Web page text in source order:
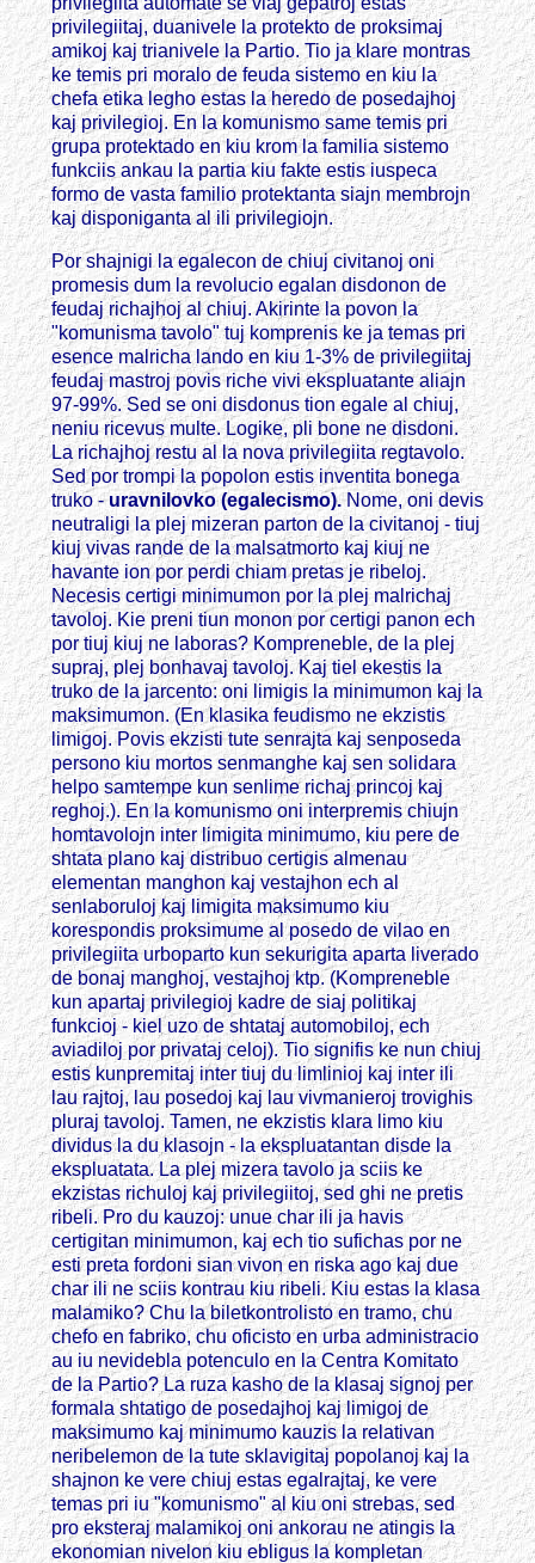
privilegiitaj, duanivele la protekto de proksimaj
amikoj kaj trianivele la Partio. Tio ja klare montras
ke temis pri moralo de feuda sistemo en kiu la
chefa etika legho estas la heredo de posedajhoj
kaj privilegioj. En la komunismo same temis pri
grupa protektado en kiu krom la familia sistemo
funkciis ankau la partia kiu fakte estis iuspeca
formo de vasta familio protektanta siajn membrojn
kaj disponiganta al ili privilegiojn.
Por shajnigi la egalecon de chiuj civitanoj oni
promesis dum la revolucio egalan disdonon de
feudaj richajhoj al chiuj. Akirinte la povon la
"komunisma tavolo" tuj komprenis ke ja temas pri
esence malricha lando en kiu 1-3% de privilegiitaj
feudaj mastroj povis riche vivi ekspluatante aliajn
97-99%. Sed se oni disdonus tion egale al chiuj,
neniu ricevus multe. Logike, pli bone ne disdoni.
La richajhoj restu al la nova privilegiita regtavolo.
Sed por trompi la popolon estis inventita bonega
truko -uravnilovko (egalecismo).Nome, oni devis
neutraligi la plej mizeran parton de la civitanoj - tiuj
kiuj vivas rande de la malsatmorto kaj kiuj ne
havante ion por perdi chiam pretas je ribeloj.
Necesis certigi minimumon por la plej malrichaj
tavoloj. Kie preni tiun monon por certigi panon ech
por tiuj kiuj ne laboras? Kompreneble, de la plej
supraj, plej bonhavaj tavoloj. Kaj tiel ekestis la
truko de la jarcento: oni limigis la minimumon kaj la
maksimumon. (En klasika feudismo ne ekzistis
limigoj. Povis ekzisti tute senrajta kaj senposeda
persono kiu mortos senmanghe kaj sen solidara
helpo samtempe kun senlime richaj princoj kaj
reghoj.). En la komunismo oni interpremis chiujn
homtavolojn inter limigita minimumo, kiu pere de
shtata plano kaj distribuo certigis almenau
elementan manghon kaj vestajhon ech al
senlaboruloj kaj limigita maksimumo kiu
korespondis proksimume al posedo de vilao en
privilegiita urboparto kun sekurigita aparta liverado
de bonaj manghoj, vestajhoj ktp. (Kompreneble
kun apartaj privilegioj kadre de siaj politikaj
funkcioj - kiel uzo de shtataj automobiloj, ech
aviadiloj por privataj celoj). Tio signifis ke nun chiuj
estis kunpremitaj inter tiuj du limlinioj kaj inter ili
lau rajtoj, lau posedoj kaj lau vivmanieroj trovighis
pluraj tavoloj. Tamen, ne ekzistis klara limo kiu
dividus la du klasojn - la ekspluatantan disde la
ekspluatata. La plej mizera tavolo ja sciis ke
ekzistas richuloj kaj privilegiitoj, sed ghi ne pretis
ribeli. Pro du kauzoj: unue char ili ja havis
certigitan minimumon, kaj ech tio sufichas por ne
esti preta fordoni sian vivon en riska ago kaj due
char ili ne sciis kontrau kiu ribeli. Kiu estas la klasa
malamiko? Chu la biletkontrolisto en tramo, chu
chefo en fabriko, chu oficisto en urba administracio
au iu nevidebla potenculo en la Centra Komitato
de la Partio? La ruza kasho de la klasaj signoj per
formala shtatigo de posedajhoj kaj limigoj de
maksimumo kaj minimumo kauzis la relativan
neribelemon de la tute sklavigitaj popolanoj kaj la
shajnon ke vere chiuj estas egalrajtaj, ke vere
temas pri iu "komunismo" al kiu oni strebas, sed
pro eksteraj malamikoj oni ankorau ne atingis la
ekonomian nivelon kiu ebligus la kompletan